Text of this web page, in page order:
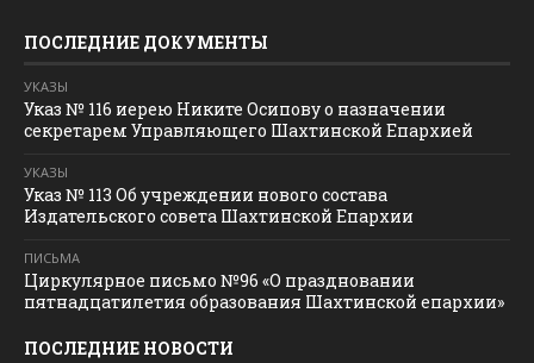
ПОСЛЕДНИЕ ДОКУМЕНТЫ
УКАЗЫ
Указ № 116 иерею Никите Осипову о назначении
секретарем Управляющего Шахтинской Епархией
УКАЗЫ
Указ № 113 Об учреждении нового состава
Издательского совета Шахтинской Епархии
ПИСЬМА
Циркулярное письмо №96 «О праздновании
пятнадцатилетия образования Шахтинской епархии»
ПОСЛЕДНИЕ НОВОСТИ